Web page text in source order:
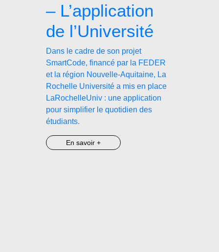
– L’application
de l’Université
Dans le cadre de son projet
SmartCode, financé par la FEDER
et la région Nouvelle-Aquitaine, La
Rochelle Université a mis en place
LaRochelleUniv : une application
pour simplifier le quotidien des
étudiants.
En savoir +